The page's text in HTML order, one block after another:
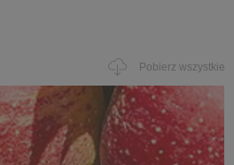
Pobierz wszystkie